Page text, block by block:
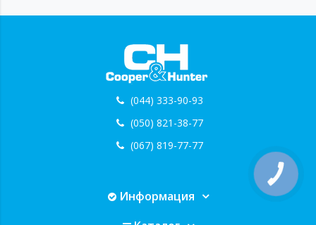
(044) 333-90-93
(050) 821-38-77
(067) 819-77-77
Информация
КНОПКА
ЗВ'ЯЗКУ